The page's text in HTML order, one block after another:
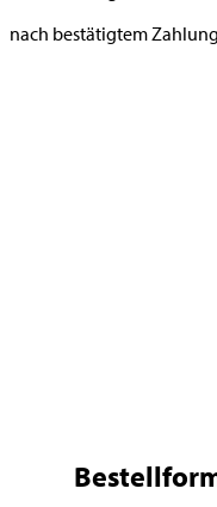
nach bestätigtem